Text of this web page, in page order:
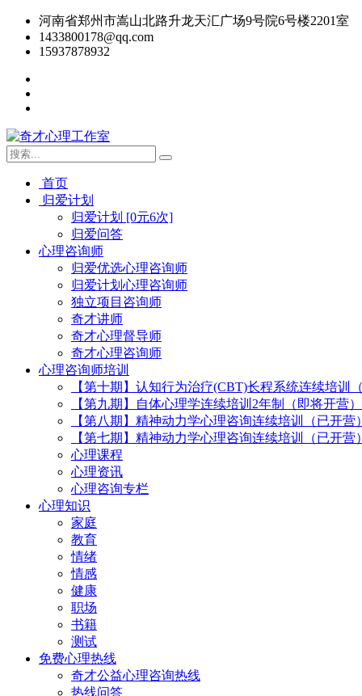
河南省郑州市嵩山北路升龙天汇广场9号院6号楼2201室
1433800178@qq.com
15937878932
首页
归爱计划
归爱计划 [0元6次]
归爱问答
心理咨询师
归爱优选心理咨询师
归爱计划心理咨询师
独立项目咨询师
奇才讲师
奇才心理督导师
奇才心理咨询师
心理咨询师培训
【第十期】认知行为治疗(CBT)长程系统连续培训
【第九期】自体心理学连续培训2年制（即将开营）
【第八期】精神动力学心理咨询连续培训（已开营）
【第七期】精神动力学心理咨询连续培训（已开营）
心理课程
心理资讯
心理咨询专栏
心理知识
家庭
教育
情绪
情感
健康
职场
书籍
测试
免费心理热线
奇才公益心理咨询热线
热线问答